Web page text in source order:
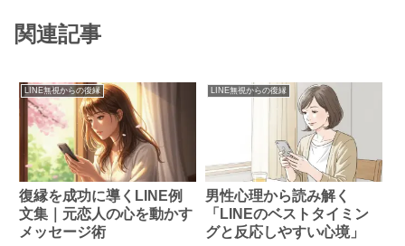
関連記事
LINE無視からの復縁
復縁を成功に導くLINE例
文集｜元恋人の心を動かす
メッセージ術
LINE無視からの復縁
男性心理から読み解く
「LINEのベストタイミン
グと反応しやすい心境」